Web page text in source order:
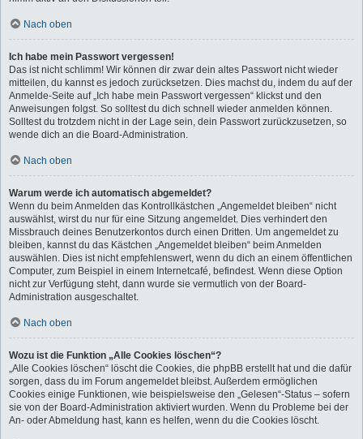
Nach oben
Ich habe mein Passwort vergessen!
Das ist nicht schlimm! Wir können dir zwar dein altes Passwort nicht wieder
mitteilen, du kannst es jedoch zurücksetzen. Dies machst du, indem du auf der
Anmelde-Seite auf „Ich habe mein Passwort vergessen“ klickst und den
Anweisungen folgst. So solltest du dich schnell wieder anmelden können.
Solltest du trotzdem nicht in der Lage sein, dein Passwort zurückzusetzen, so
wende dich an die Board-Administration.
Nach oben
Warum werde ich automatisch abgemeldet?
Wenn du beim Anmelden das Kontrollkästchen „Angemeldet bleiben“ nicht
auswählst, wirst du nur für eine Sitzung angemeldet. Dies verhindert den
Missbrauch deines Benutzerkontos durch einen Dritten. Um angemeldet zu
bleiben, kannst du das Kästchen „Angemeldet bleiben“ beim Anmelden
auswählen. Dies ist nicht empfehlenswert, wenn du dich an einem öffentlichen
Computer, zum Beispiel in einem Internetcafé, befindest. Wenn diese Option
nicht zur Verfügung steht, dann wurde sie vermutlich von der Board-
Administration ausgeschaltet.
Nach oben
Wozu ist die Funktion „Alle Cookies löschen“?
„Alle Cookies löschen“ löscht die Cookies, die phpBB erstellt hat und die dafür
sorgen, dass du im Forum angemeldet bleibst. Außerdem ermöglichen
Cookies einige Funktionen, wie beispielsweise den „Gelesen“-Status – sofern
sie von der Board-Administration aktiviert wurden. Wenn du Probleme bei der
An- oder Abmeldung hast, kann es helfen, wenn du die Cookies löscht.